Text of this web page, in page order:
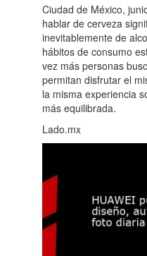
Ciudad de México,
hablar de cerveza
inevitablemente de
hábitos de consumo
vez más personas
permitan disfrutar el
la misma experiencia
más equilibrada.
Lado.mx